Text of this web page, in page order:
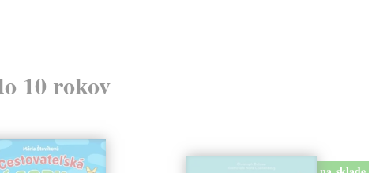
10 rokov